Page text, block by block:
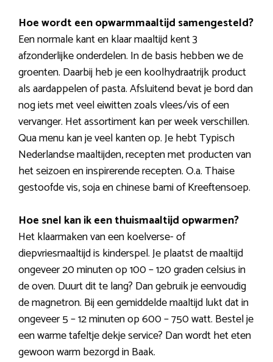
Hoe wordt een opwarmmaaltijd samengesteld?
Een normale kant en klaar maaltijd kent 3
afzonderlijke onderdelen. In de basis hebben we de
groenten. Daarbij heb je een koolhydraatrijk product
als aardappelen of pasta. Afsluitend bevat je bord dan
nog iets met veel eiwitten zoals vlees/vis of een
vervanger. Het assortiment kan per week verschillen.
Qua menu kan je veel kanten op. Je hebt Typisch
Nederlandse maaltijden, recepten met producten van
het seizoen en inspirerende recepten. O.a. Thaise
gestoofde vis, soja en chinese bami of Kreeftensoep.
Hoe snel kan ik een thuismaaltijd opwarmen?
Het klaarmaken van een koelverse- of
diepvriesmaaltijd is kinderspel. Je plaatst de maaltijd
ongeveer 20 minuten op 100 – 120 graden celsius in
de oven. Duurt dit te lang? Dan gebruik je eenvoudig
de magnetron. Bij een gemiddelde maaltijd lukt dat in
ongeveer 5 – 12 minuten op 600 – 750 watt. Bestel je
een warme tafeltje dekje service? Dan wordt het eten
gewoon warm bezorgd in Baak.